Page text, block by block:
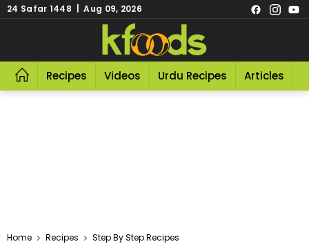
24 Safar 1448 | Aug 09, 2026
Recipes Videos Urdu Recipes Articles
Home Recipes Step By Step Recipes